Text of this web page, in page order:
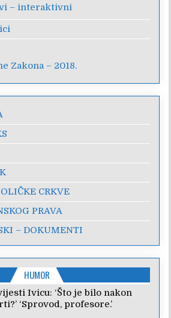
– interaktivni
Zakona – 2018.
CRKVE
PRAVA
– DOKUMENTI
HUMOR
Ivicu: ‘Što je bilo nakon
‘Sprovod, profesore.’